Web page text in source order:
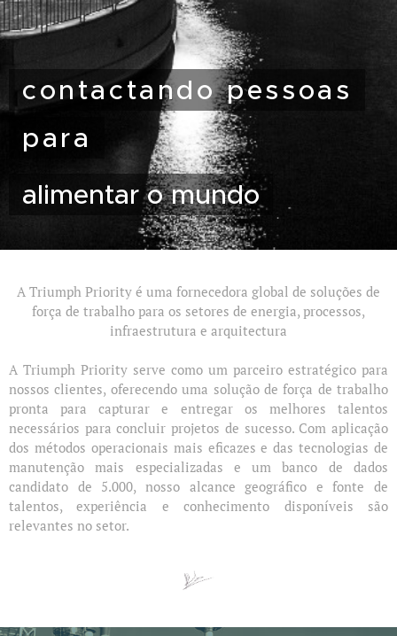
contactando pessoas
para
alimentar o mundo
A Triumph Priority é uma fornecedora global de soluções de
força de trabalho para os setores de energia, processos,
infraestrutura e arquitectura
A Triumph Priority serve como um parceiro estratégico para
nossos clientes, oferecendo uma solução de força de trabalho
pronta para capturar e entregar os melhores talentos
necessários para concluir projetos de sucesso. Com aplicação
dos métodos operacionais mais eficazes e das tecnologias de
manutenção mais especializadas e um banco de dados
candidato de 5.000, nosso alcance geográfico e fonte de
talentos, experiência e conhecimento disponíveis são
relevantes ​​no setor.